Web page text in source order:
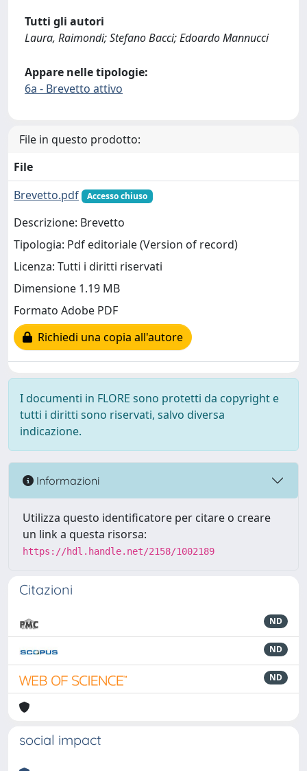
Tutti gli autori
Laura, Raimondi; Stefano Bacci; Edoardo Mannucci
Appare nelle tipologie:
6a - Brevetto attivo
File in questo prodotto:
File
Brevetto.pdf
Accesso chiuso
Descrizione: Brevetto
Tipologia: Pdf editoriale (Version of record)
Licenza: Tutti i diritti riservati
Dimensione 1.19 MB
Formato Adobe PDF
Richiedi una copia all'autore
I documenti in FLORE sono protetti da copyright e
tutti i diritti sono riservati, salvo diversa
indicazione.
Informazioni
Utilizza questo identificatore per citare o creare
un link a questa risorsa:
https://hdl.handle.net/2158/1002189
Citazioni
ND
ND
ND
social impact